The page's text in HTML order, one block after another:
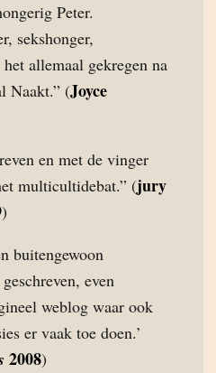
Peter.
sekshonger,
allemaal gekregen na
Naakt.” (Joyce
en met de vinger
multicultidebat.” (jury
)
buitengewoon
even
weblog waar ook
er vaak toe doen.’
2008)